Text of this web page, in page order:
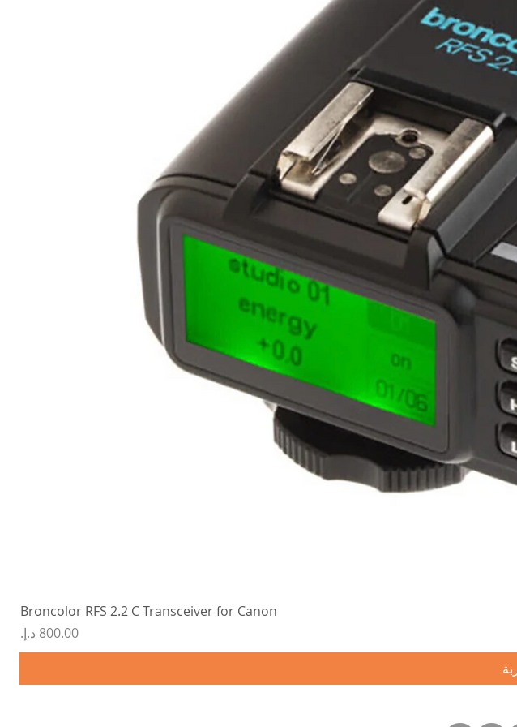
Broncolor RFS 2.2 C Transceiver for Canon
السعر